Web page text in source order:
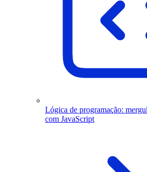
Lógica de programação:
com JavaScript